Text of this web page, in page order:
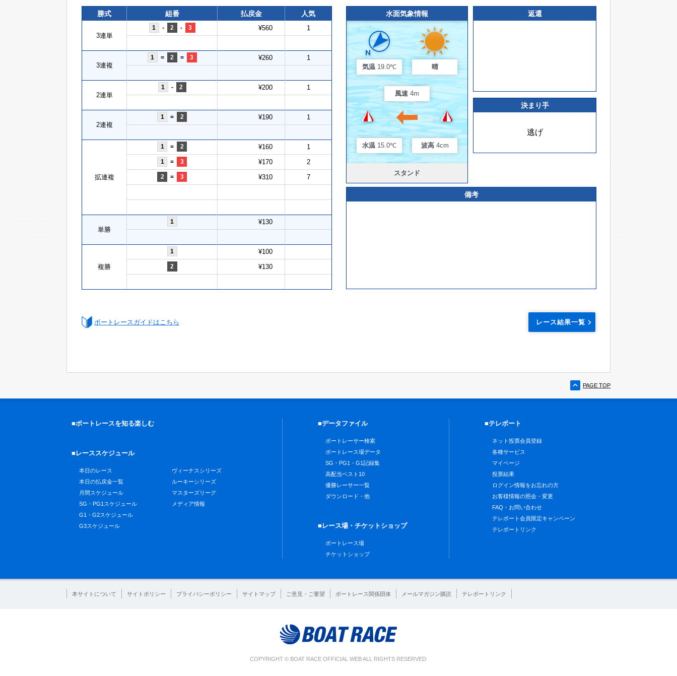
勝式 組番 払戻金 人気
3連単
1 - 2 - 3 ¥560 1
3連複
1 = 2 = 3 ¥260 1
2連単
1 - 2 ¥200 1
2連複
1 = 2 ¥190 1
拡連複
1 = 2 ¥160 1
1 = 3 ¥170 2
2 = 3 ¥310 7
単勝
1 ¥130
複勝
1 ¥100
2 ¥130
水面気象情報
気温 19.0℃ 晴
風速 4m
水温 15.0℃ 波高 4cm
スタンド
返還
決まり手
逃げ
備考
ボートレースガイドはこちら レース結果一覧
PAGE TOP
■ボートレースを知る楽しむ
■レーススケジュール
本日のレース
本日の払戻金一覧
月間スケジュール
SG・PG1スケジュール
G1・G2スケジュール
G3スケジュール
ヴィーナスシリーズ
ルーキーシリーズ
マスターズリーグ
メディア情報
■データファイル
ボートレーサー検索
ボートレース場データ
SG・PG1・G1記録集
高配当ベスト10
優勝レーサー一覧
ダウンロード・他
■レース場・チケットショップ
ボートレース場
チケットショップ
■テレボート
ネット投票会員登録
各種サービス
マイページ
投票結果
ログイン情報をお忘れの方
お客様情報の照会・変更
FAQ・お問い合わせ
テレボート会員限定キャンペーン
テレボートリンク
本サイトについて サイトポリシー プライバシーポリシー サイトマップ ご意見・ご要望 ボートレース関係団体 メールマガジン購読 テレボートリンク
COPYRIGHT © BOAT RACE OFFICIAL WEB ALL RIGHTS RESERVED.